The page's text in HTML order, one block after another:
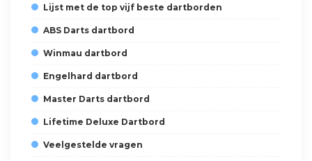
Lijst met de top vijf beste dartborden
ABS Darts dartbord
Winmau dartbord
Engelhard dartbord
Master Darts dartbord
Lifetime Deluxe Dartbord
Veelgestelde vragen